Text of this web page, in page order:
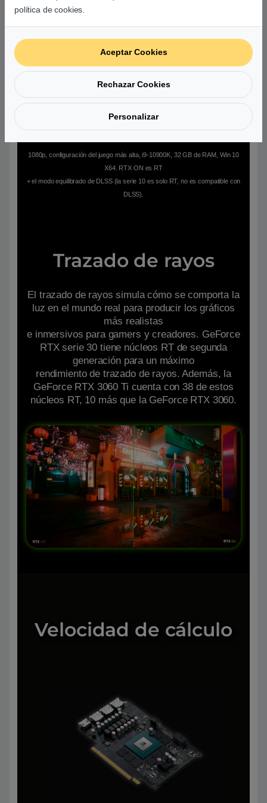
Rendimiento
1080p, configuración del juego más alta, i9-10900K, 32 GB de RAM, Win 10
X64. RTX ON es RT
+ el modo equilibrado de DLSS (la serie 10 es solo RT, no es compatible con
DLSS).
Trazado de rayos
El trazado de rayos simula cómo se comporta la
luz en el mundo real para producir los gráficos
más realistas
e inmersivos para gamers y creadores. GeForce
RTX serie 30 tiene núcleos RT de segunda
generación para un máximo
rendimiento de trazado de rayos. Además, la
GeForce RTX 3060 Ti cuenta con 38 de estos
núcleos RT, 10 más que la GeForce RTX 3060.
Velocidad de cálculo
política de cookies.
Aceptar Cookies
Rechazar Cookies
Personalizar